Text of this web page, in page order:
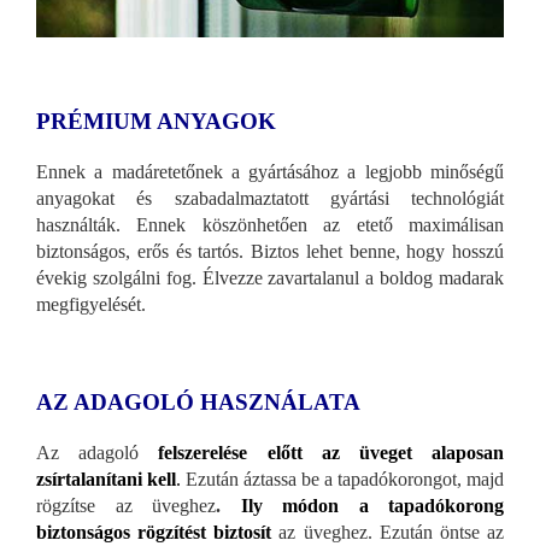
PRÉMIUM ANYAGOK
Ennek a madáretetőnek a gyártásához a legjobb minőségű
anyagokat és szabadalmaztatott gyártási technológiát
használták. Ennek köszönhetően az etető maximálisan
biztonságos, erős és tartós. Biztos lehet benne, hogy hosszú
évekig szolgálni fog. Élvezze zavartalanul a boldog madarak
megfigyelését.
AZ ADAGOLÓ HASZNÁLATA
Az adagolófelszerelése előtt az üveget alaposan
zsírtalanítani kell. Ezután áztassa be a tapadókorongot, majd
rögzítse az üveghez. Ily módon a tapadókorong
biztonságos rögzítést biztosít az üveghez. Ezután öntse az